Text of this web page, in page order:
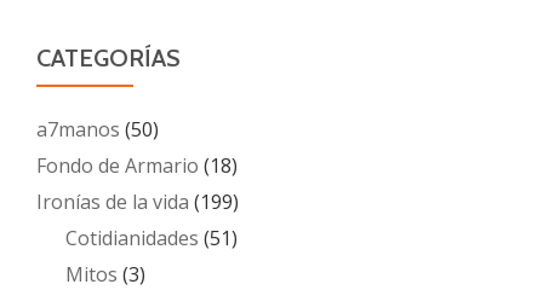
CATEGORÍAS
a7manos (50)
Fondo de Armario (18)
Ironías de la vida (199)
Cotidianidades (51)
Mitos (3)